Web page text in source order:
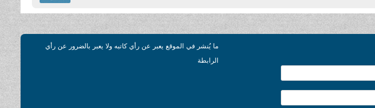
ما يُنشر في الموقع يعبر عن رأي كاتبه ولا يعبر بالضرور عن رأي
الرابطة